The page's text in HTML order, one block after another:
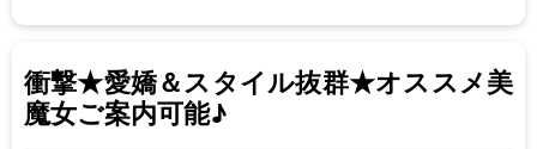
衝撃★愛嬌＆スタイル抜群★オススメ美
魔女ご案内可能♪